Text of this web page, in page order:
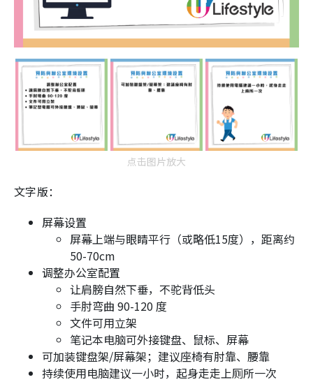
点击图片放大
文字版：
屏幕设置
屏幕上端与眼睛平行（或略低15度），距离约
50-70cm
调整办公室配置
让肩膀自然下垂，不驼背低头
手肘弯曲 90-120 度
文件可用立架
笔记本电脑可外接键盘、鼠标、屏幕
可加装键盘架/屏幕架；建议座椅有肘靠、腰靠
持续使用电脑建议一小时，起身走走上厕所一次